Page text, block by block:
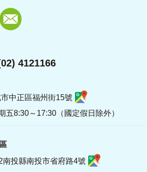
4121166
中正區福州街15號
五8:30～17:30（國定假日除外）
南投縣南投市省府路4號